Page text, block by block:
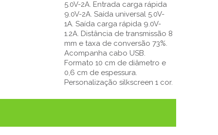
5.0V-2A. Entrada carga rápida
9.0V-2A. Saída universal 5.0V-
1A. Saída carga rápida 9.0V-
1.2A. Distância de transmissão 8
mm e taxa de conversão 73%.
Acompanha cabo USB.
Formato 10 cm de diâmetro e
0,6 cm de espessura.
Personalização silkscreen 1 cor.